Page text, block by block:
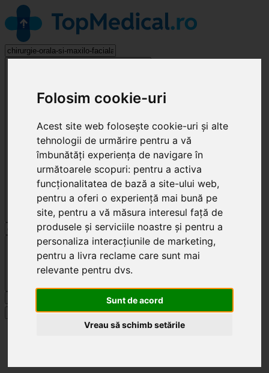
Folosim cookie-uri
Acest site web folosește cookie-uri și alte
tehnologii de urmărire pentru a vă
îmbunătăți experiența de navigare în
următoarele scopuri: pentru a activa
funcționalitatea de bază a site-ului web,
pentru a oferi o experiență mai bună pe
site, pentru a vă măsura interesul față de
produsele și serviciile noastre și pentru a
personaliza interacțiunile de marketing,
pentru a livra reclame care sunt mai
relevante pentru dvs.
Sunt de acord
Vreau să schimb setările
Cluj-Napoca
Specialități